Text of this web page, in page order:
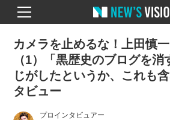
プロインタビュアー
カメラを止めるな！上田慎
（1）「黒歴史のブログを
じがしたというか、これも
タビュー